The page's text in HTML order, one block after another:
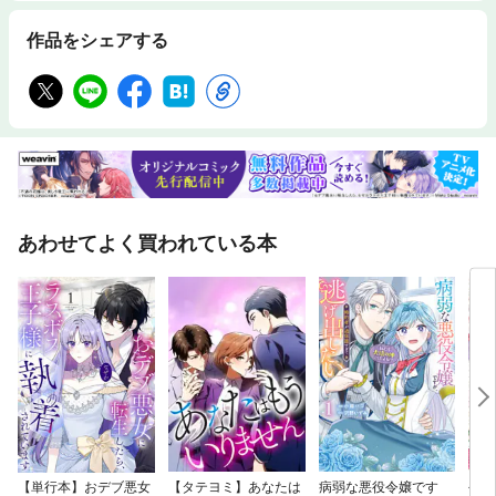
作品をシェアする
あわせてよく買われている本
【単行本】おデブ悪女
【タテヨミ】あなたは
病弱な悪役令嬢です
公